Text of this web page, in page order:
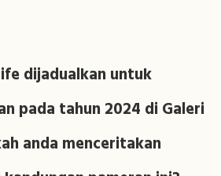
dijadualkan untuk
pada tahun 2024 di Galeri
anda menceritakan